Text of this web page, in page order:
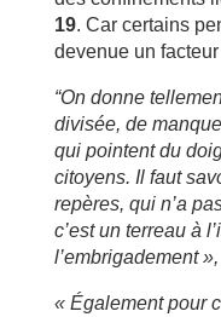
19. Car certains
devenue un
“On donne
divisée, de
qui pointent du
citoyens. Il faut
repères, qui n’a
c’est un terreau à
l’embrigadement »,
« Également pour